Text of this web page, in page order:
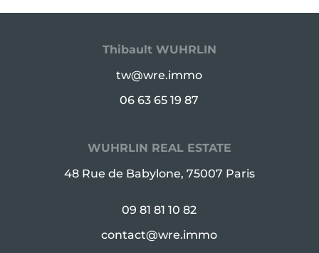
Thibault WUHRLIN
tw@wre.immo
06 63 65 19 87
WUHRLIN REAL ESTATE
48 Rue de Babylone, 75007 Paris
09 81 81 10 82
contact@wre.immo